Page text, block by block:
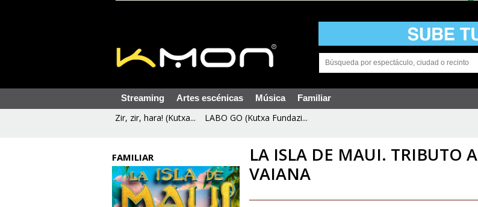
Streaming Artes escénicas Música Familiar
Zir, zir, hara! (Kutxa... LABO GO (Kutxa Fundazi...
FAMILIAR
LA ISLA DE MAUI. TRIBUTO A
VAIANA